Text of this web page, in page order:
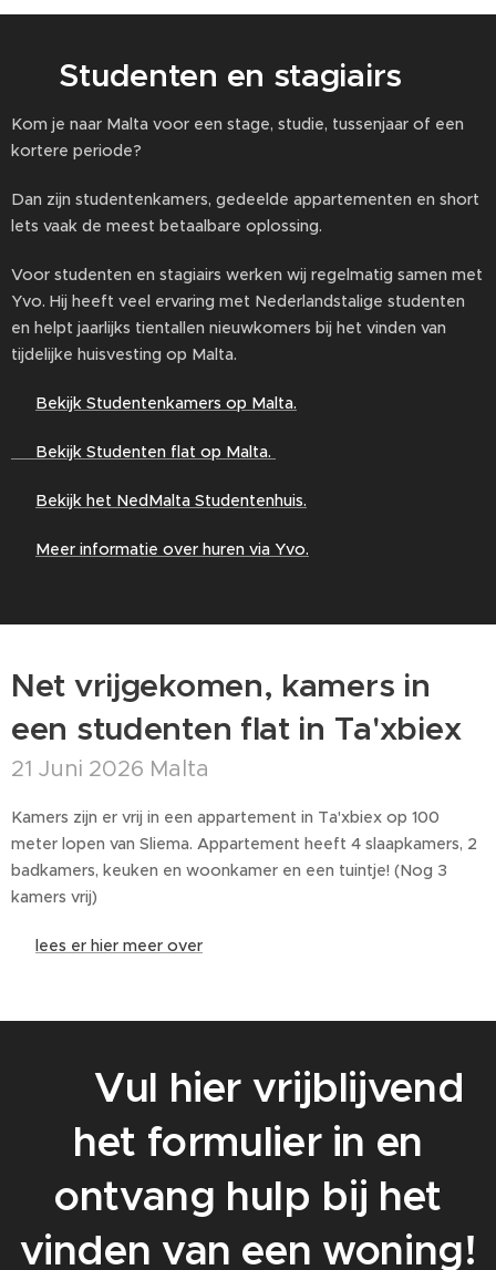
🎓 Studenten en stagiairs
Kom je naar Malta voor een stage, studie, tussenjaar of een
kortere periode?
Dan zijn studentenkamers, gedeelde appartementen en short
lets vaak de meest betaalbare oplossing.
Voor studenten en stagiairs werken wij regelmatig samen met
Yvo. Hij heeft veel ervaring met Nederlandstalige studenten
en helpt jaarlijks tientallen nieuwkomers bij het vinden van
tijdelijke huisvesting op Malta.
Bekijk Studentenkamers op Malta.
👉 Bekijk Studenten flat op Malta.
Bekijk het NedMalta Studentenhuis.
Meer informatie over huren via Yvo.
Net vrijgekomen, kamers in
een studenten flat in Ta'xbiex
21 Juni 2026 Malta
Kamers zijn er vrij in een appartement in Ta'xbiex op 100
meter lopen van Sliema. Appartement heeft 4 slaapkamers, 2
badkamers, keuken en woonkamer en een tuintje! (Nog 3
kamers vrij)
lees er hier meer over
Vul hier vrijblijvend
het formulier in en
ontvang hulp bij het
vinden van een woning!